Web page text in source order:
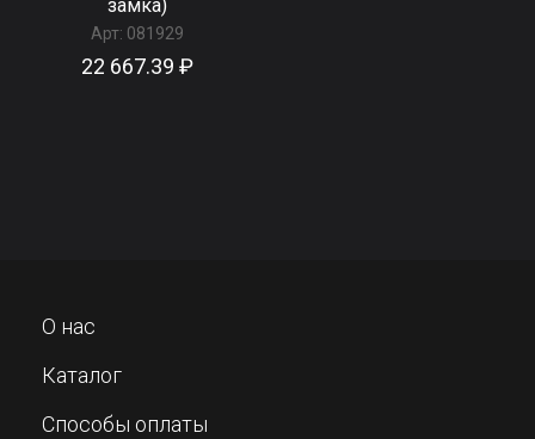
замка)
Арт: 081929
22 667.39 ₽
О нас
Каталог
Способы оплаты